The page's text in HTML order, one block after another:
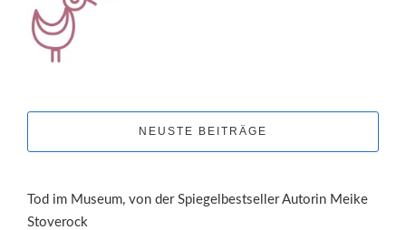
NEUSTE BEITRÄGE
Tod im Museum, von der Spiegelbestseller Autorin Meike
Stoverock